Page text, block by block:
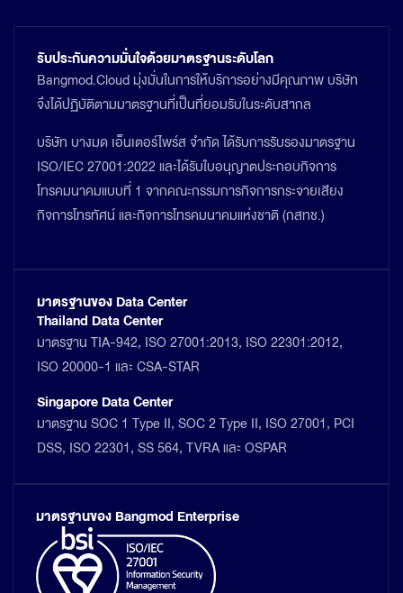
รับประกันความมั่นใจด้วยมาตรฐานระดับโลก
Bangmod.Cloud มุ่งมั่นในการให้บริการอย่างมีคุณภาพ บริษัท
จึงได้ปฏิบัติตามมาตรฐานที่เป็นที่ยอมรับในระดับสากล
บริษัท บางมด เอ็นเตอร์ไพร์ส จำกัด ได้รับการรับรองมาตรฐาน
ISO/IEC 27001:2022 และได้รับใบอนุญาตประกอบกิจการ
โทรคมนาคมแบบที่ 1 จากคณะกรรมการกิจการกระจายเสียง
กิจการโทรทัศน์ และกิจการโทรคมนาคมแห่งชาติ (กสทช.)
มาตรฐานของ Data Center
Thailand Data Center
มาตรฐาน TIA-942, ISO 27001:2013, ISO 22301:2012,
ISO 20000-1 และ CSA-STAR
Singapore Data Center
มาตรฐาน SOC 1 Type II, SOC 2 Type II, ISO 27001, PCI
DSS, ISO 22301, SS 564, TVRA และ OSPAR
มาตรฐานของ Bangmod Enterprise